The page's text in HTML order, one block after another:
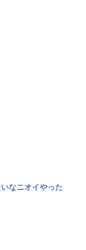
なニオイやった